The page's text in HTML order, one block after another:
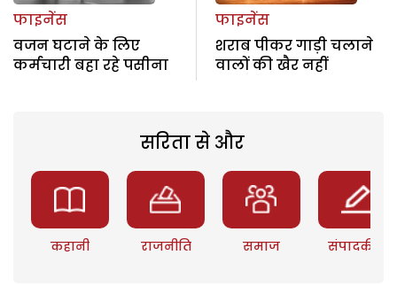
फाइनेंस
वजन घटाने के लिए
कर्मचारी बहा रहे पसीना
फाइनेंस
शराब पीकर गाड़ी चलाने
वालों की खैर नहीं
सरिता से और
कहानी राजनीति समाज संपादकीय